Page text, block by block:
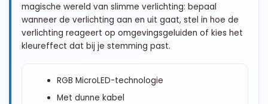
magische wereld van slimme verlichting: bepaal
wanneer de verlichting aan en uit gaat, stel in hoe de
verlichting reageert op omgevingsgeluiden of kies het
kleureffect dat bij je stemming past.
RGB MicroLED-technologie
Met dunne kabel